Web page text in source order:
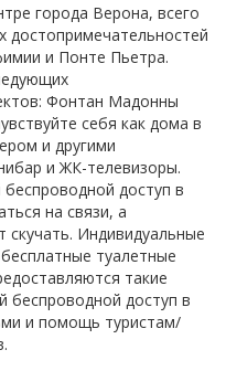
города Верона, всего
достопримечательностей
и Понте Пьетра.
Фонтан Мадонны
себя как дома в
и другими
и ЖК-телевизоры.
доступ в
на связи, а
скучать. Индивидуальные
туалетные
такие
беспроводной доступ в
и помощь туристам/